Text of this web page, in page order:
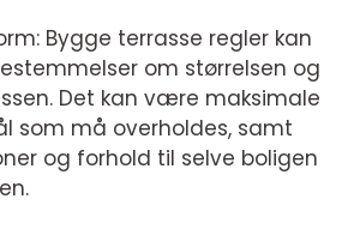
Bygge terrasse regler kan
om størrelsen og
Det kan være maksimale
som må overholdes, samt
og forhold til selve boligen